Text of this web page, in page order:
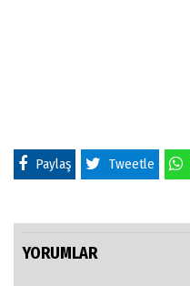
Paylaş Tweetle
YORUMLAR